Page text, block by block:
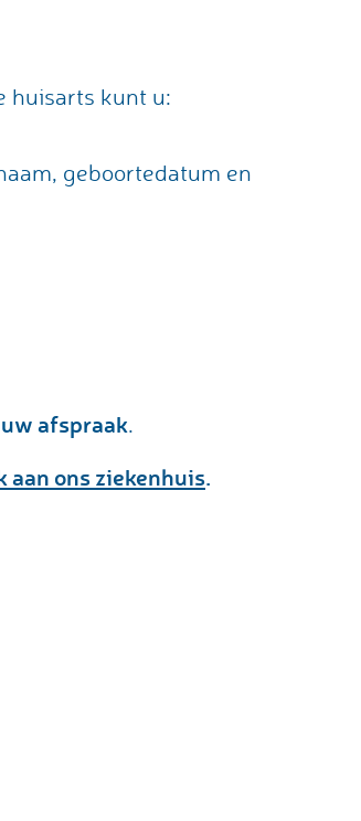
huisarts kunt u:
geboortedatum en
afspraak.
aan ons ziekenhuis.